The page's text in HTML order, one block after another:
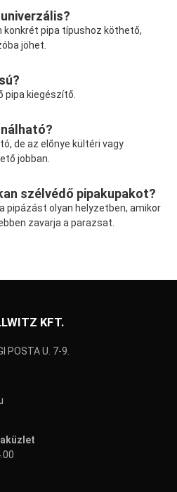
konkrét pipa típushoz köthető,
jöhet.
pipa kiegészítő.
de az előnye kültéri vagy
jobban.
szélvédő pipakupakot?
pipázást olyan helyzetben, amikor
zavarja a parazsat.
KFT.
POSTA U. 7-9.